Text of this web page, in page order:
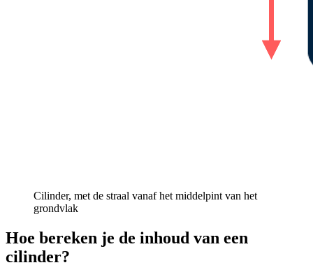
Cilinder, met de straal vanaf het middelpint van het
grondvlak
Hoe bereken je de inhoud van een
cilinder?